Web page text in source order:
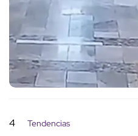
4 Tendencias